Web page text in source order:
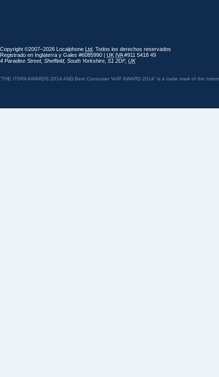
Copyright ©2007–2026 Localphone Ltd . Todos los derechos reservados
Registrado en Inglaterra y Gales #6085990 | UK IVA#911 5418 49
4 Paradise Street, Sheffield, South Yorkshire S1 2DF, UK
“THE ITSPA AWARDS 2014 AND Best Consumer VoIP AWARD 2014” is a trade mark of the